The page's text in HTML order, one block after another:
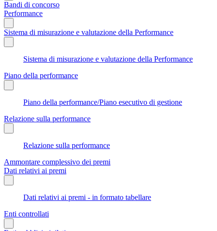
Bandi di concorso
Performance
Sistema di misurazione e valutazione della Performance
Sistema di misurazione e valutazione della Performance
Piano della performance
Piano della performance/Piano esecutivo di gestione
Relazione sulla performance
Relazione sulla performance
Ammontare complessivo dei premi
Dati relativi ai premi
Dati relativi ai premi - in formato tabellare
Enti controllati